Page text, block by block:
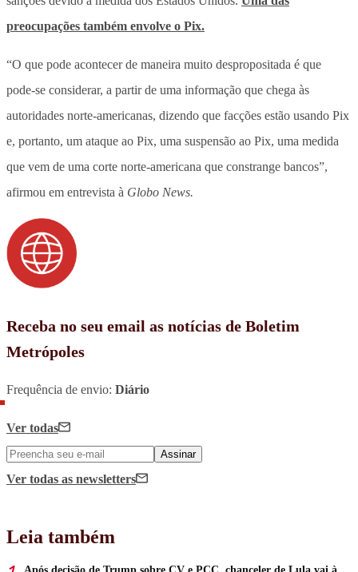
preocupações também envolve o Pix.
“O que pode acontecer de maneira muito despropositada é que
pode-se considerar, a partir de uma informação que chega às
autoridades norte-americanas, dizendo que facções estão usando Pix
e, portanto, um ataque ao Pix, uma suspensão ao Pix, uma medida
que vem de uma corte norte-americana que constrange bancos”,
afirmou em entrevista à Globo News.
Receba no seu email as notícias de Boletim
Metrópoles
Frequência de envio: Diário
Ver todas
Assinar
Ver todas as newsletters
Leia também